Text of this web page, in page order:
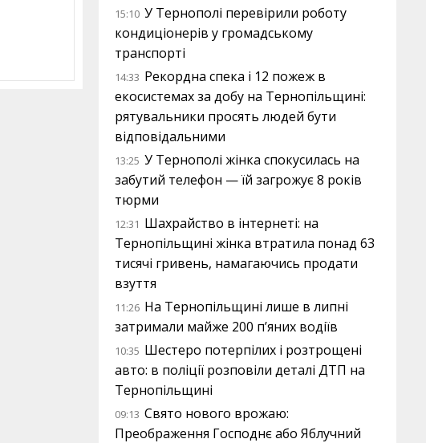
15:10 У Тернополі перевірили роботу
кондиціонерів у громадському
транспорті
14:33 Рекордна спека і 12 пожеж в
екосистемах за добу на Тернопільщині:
рятувальники просять людей бути
відповідальними
13:25 У Тернополі жінка спокусилась на
забутий телефон — їй загрожує 8 років
тюрми
12:31 Шахрайство в інтернеті: на
Тернопільщині жінка втратила понад 63
тисячі гривень, намагаючись продати
взуття
11:26 На Тернопільщині лише в липні
затримали майже 200 п’яних водіїв
10:35 Шестеро потерпілих і розтрощені
авто: в поліції розповіли деталі ДТП на
Тернопільщині
09:13 Свято нового врожаю:
Преображення Господнє або Яблучний